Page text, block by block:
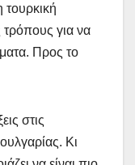
τουρκική
τρόπους για να
Προς το
στις
Κι